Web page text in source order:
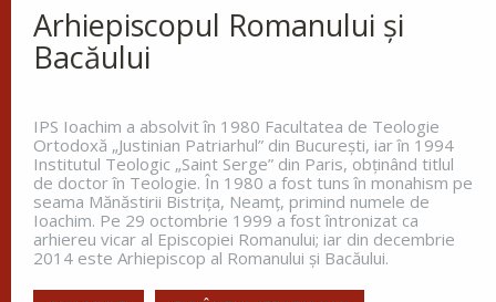
dormea, sfântul s-a trezit și a
văzut o lumină care lumina întreg ținutul. Aceasta
lumină venea de la o coloană de foc de pe
Apostolul zilei
Fraților, vă îndemn, pentru Domnul nostru Iisus
Hristos și pentru iubirea Duhului Sfânt, ca
împreună cu mine, să luptați în rugăciuni către
Dumnezeu pentru mine, ca să scap de...
Arhiepiscopul Romanului și
Bacăului
IPS Ioachim a absolvit în 1980 Facultatea de Teologie
Ortodoxă „Justinian Patriarhul” din Bucureşti, iar în 1994
Institutul Teologic „Saint Serge” din Paris, obţinând titlul
de doctor în Teologie. În 1980 a fost tuns în monahism pe
seama Mănăstirii Bistriţa, Neamţ, primind numele de
Ioachim. Pe 29 octombrie 1999 a fost întronizat ca
arhiereu vicar al Episcopiei Romanului; iar din decembrie
2014 este Arhiepiscop al Romanului și Bacăului.